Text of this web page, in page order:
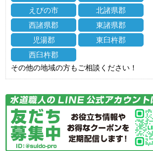
えびの市
北諸県郡
西諸県郡
東諸県郡
児湯郡
東臼杵郡
西臼杵郡
その他の地域の方もご相談ください！